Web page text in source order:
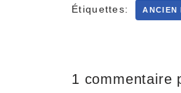
Étiquettes: ANCIEN
1 commentaire